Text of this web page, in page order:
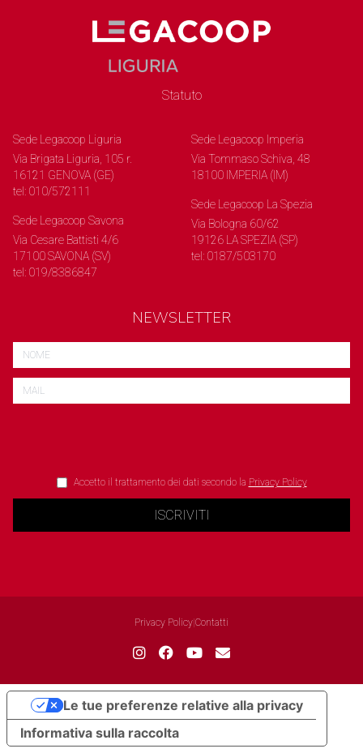
Statuto
Sede Legacoop Liguria
Via Brigata Liguria, 105 r.
16121 GENOVA (GE)
tel: 010/572111
Sede Legacoop Savona
Via Cesare Battisti 4/6
17100 SAVONA (SV)
tel: 019/8386847
Sede Legacoop Imperia
Via Tommaso Schiva, 48
18100 IMPERIA (IM)
Sede Legacoop La Spezia
Via Bologna 60/62
19126 LA SPEZIA (SP)
tel: 0187/503170
NEWSLETTER
Accetto il trattamento dei dati secondo la Privacy Policy
ISCRIVITI
Privacy Policy Contatti
Informativa sulla raccolta
Le tue preferenze relative alla privacy